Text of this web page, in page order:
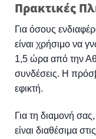
Πρακτικές
Για όσους
είναι χρήσιμο να
1,5 ώρα από την
συνδέσεις. Η
εφικτή.
Για τη διαμονή σας,
είναι διαθέσιμα